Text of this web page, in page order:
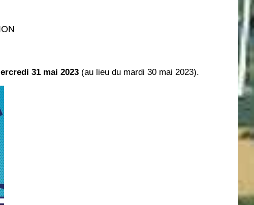
31 mai 2023 (au lieu du mardi 30 mai 2023).